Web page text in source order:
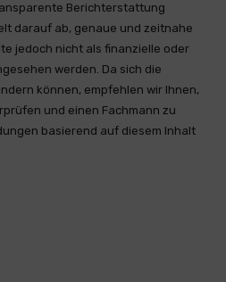
Berichterstattung
darauf ab, genaue und zeitnahe
jedoch nicht als finanzielle oder
werden. Da sich die
können, empfehlen wir Ihnen,
und einen Fachmann zu
basierend auf diesem Inhalt